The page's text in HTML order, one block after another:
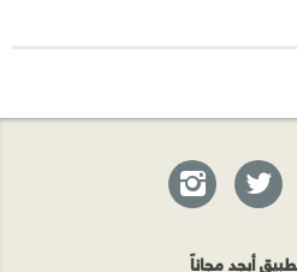
أبجد مجاناً